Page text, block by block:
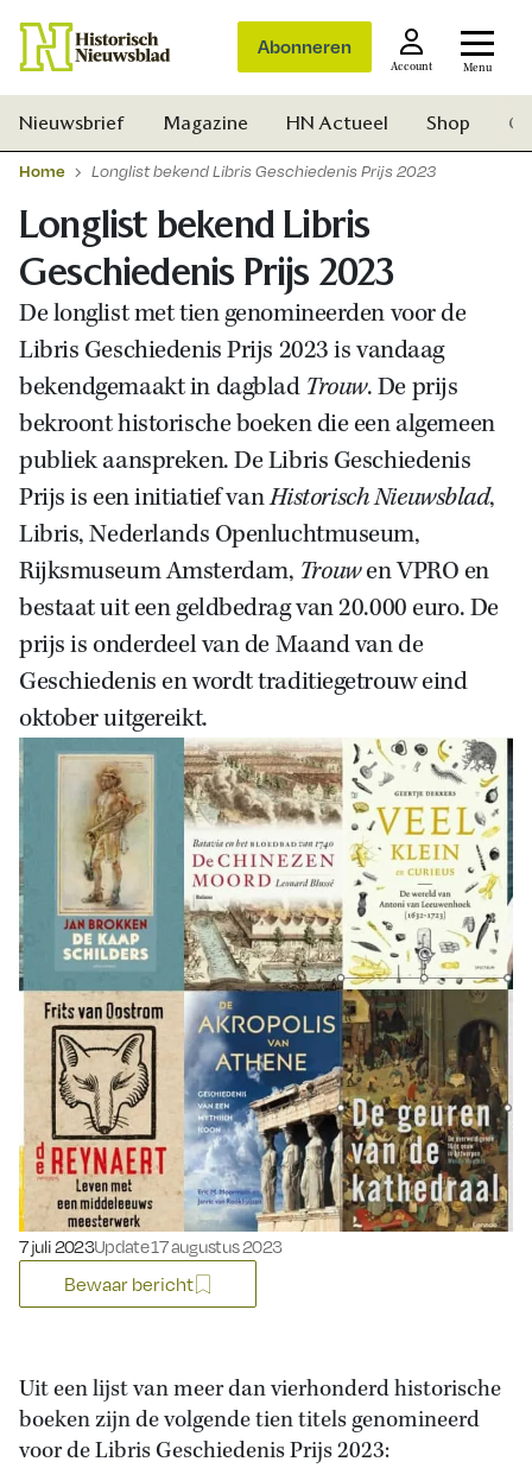
Abonneren
Account Menu
Zoek
Nieuwsbrief Magazine HN Actueel Shop
Home Longlist bekend Libris Geschiedenis Prijs 2023
Longlist bekend Libris
Geschiedenis Prijs 2023
De longlist met tien genomineerden voor de
Libris Geschiedenis Prijs 2023 is vandaag
bekendgemaakt in dagblad Trouw. De prijs
bekroont historische boeken die een algemeen
publiek aanspreken. De Libris Geschiedenis
Prijs is een initiatief vanHistorisch Nieuwsblad,
Libris, Nederlands Openluchtmuseum,
Rijksmuseum Amsterdam, Trouwen VPRO en
bestaat uit een geldbedrag van 20.000 euro. De
prijs is onderdeel van de Maand van de
Geschiedenis en wordt traditiegetrouw eind
oktober uitgereikt.
Gepubliceerd op:
7 juli 2023Update 17 augustus 2023
Bewaar bericht
Uit een lijst van meer dan vierhonderd historische
boeken zijn de volgende tien titels genomineerd
voor de Libris Geschiedenis Prijs 2023: